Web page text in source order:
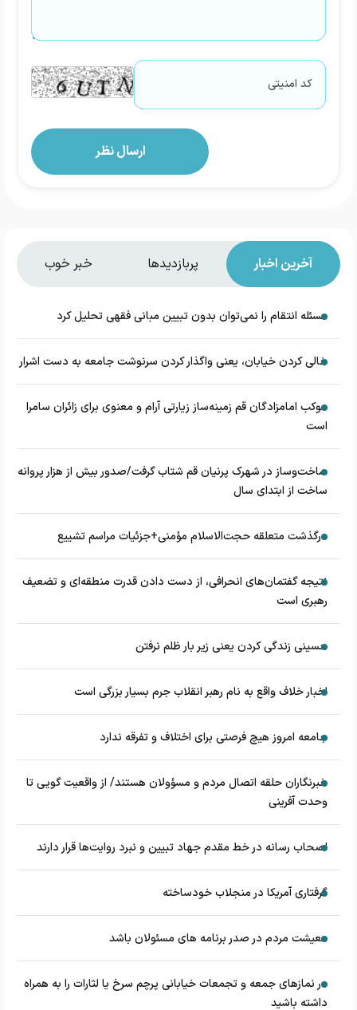
آخرین اخبار پربازدیدها خبر خوب
مسئله انتقام را نمی‌توان بدون تبیین مبانی فقهی تحلیل کرد
خالی کردن خیابان، یعنی واگذار کردن سرنوشت جامعه به دست اشرار
موکب امامزادگان قم زمینه‌ساز زیارتی آرام و معنوی برای زائران سامرا
است
ساخت‌وساز در شهرک پرنیان قم شتاب گرفت/صدور بیش از هزار پروانه
ساخت از ابتدای سال
درگذشت متعلقه حجت‌الاسلام مؤمنی+جزئیات مراسم تشییع
نتیجه گفتمان‌های انحرافی، از دست دادن قدرت منطقه‌ای و تضعیف
رهبری است
حسینی زندگی کردن یعنی زیر بار ظلم نرفتن
اخبار خلاف واقع به نام رهبر انقلاب جرم بسیار بزرگی است
جامعه امروز هیچ فرصتی برای اختلاف و تفرقه ندارد
خبرنگاران حلقه اتصال مردم و مسؤولان هستند/ از واقعیت گویی تا
وحدت آفرینی
اصحاب رسانه در خط مقدم جهاد تبیین و نبرد روایت‌ها قرار دارند
گرفتاری آمریکا در منجلاب خودساخته
معیشت مردم در صدر برنامه های مسئولان باشد
در نماز‌های جمعه و تجمعات خیابانی پرچم سرخ یا لثارات را به همراه
داشته باشید